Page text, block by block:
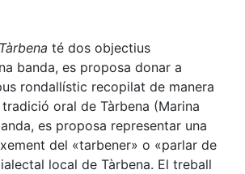
té dos objectius
banda, es proposa donar a
rondallístic recopilat de manera
oral de Tàrbena (Marina
es proposa representar una
del «tarbener» o «parlar de
local de Tàrbena. El treball